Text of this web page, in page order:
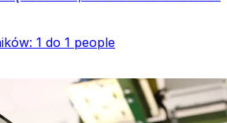
1 do 1 people